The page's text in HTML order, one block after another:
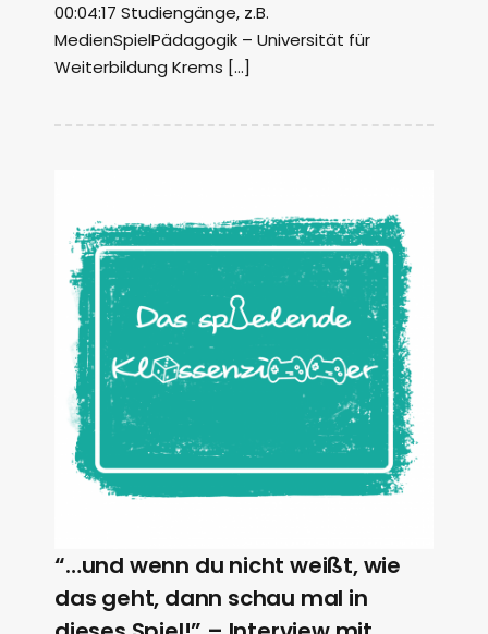
00:04:17 Studiengänge, z.B.
MedienSpielPädagogik – Universität für
Weiterbildung Krems […]
“…und wenn du nicht weißt, wie
das geht, dann schau mal in